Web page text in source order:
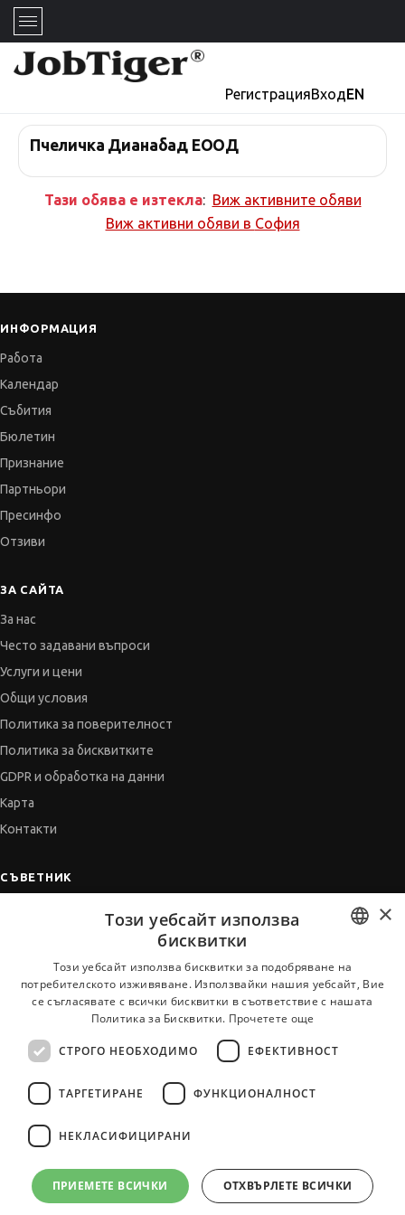
РегистрацияВходEN
Пчеличка Дианабад ЕООД
Тази обява е изтекла: Виж активните обяви
Виж активни обяви в София
ИНФОРМАЦИЯ
Работа
Календар
Събития
Бюлетин
Признание
Партньори
Пресинфо
Отзиви
ЗА САЙТА
За нас
Често задавани въпроси
Услуги и цени
Общи условия
Политика за поверителност
Политика за бисквитките
GDPR и обработка на данни
Карта
Контакти
СЪВЕТНИК
Когато получим оферта
Vihra AI
За новодошли
Всички услуги на JobTiger
BULGARIAN
ENGLISH
×
Този уебсайт използва
бисквитки
Този уебсайт използва бисквитки за подобряване на
потребителското изживяване. Използвайки нашия уебсайт, Вие
се съгласявате с всички бисквитки в съответствие с нашата
Политика за Бисквитки. Прочетете още
СТРОГО НЕОБХОДИМО ЕФЕКТИВНОСТ
ТАРГЕТИРАНЕ ФУНКЦИОНАЛНОСТ
НЕКЛАСИФИЦИРАНИ
ПРИЕМЕТЕ ВСИЧКИ ОТХВЪРЛЕТЕ ВСИЧКИ